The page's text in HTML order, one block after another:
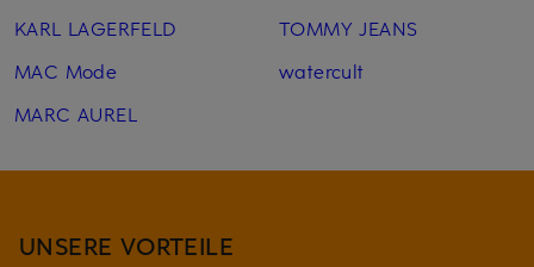
KARL LAGERFELD
MAC Mode
MARC AUREL
TOMMY JEANS
watercult
UNSERE VORTEILE